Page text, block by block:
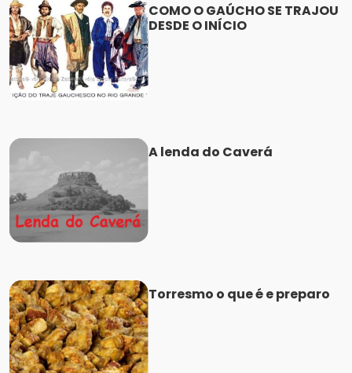
COMO O GAÚCHO SE TRAJOU
DESDE O INÍCIO
A lenda do Caverá
Torresmo o que é e preparo